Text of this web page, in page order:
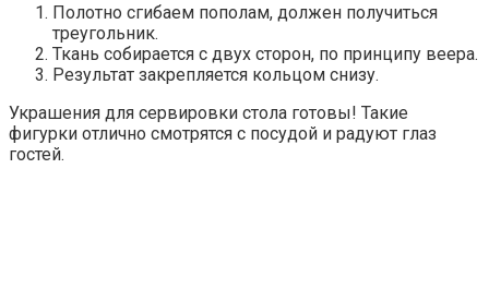
Полотно сгибаем пополам, должен получиться
треугольник.
Ткань собирается с двух сторон, по принципу веера.
Результат закрепляется кольцом снизу.
Украшения для сервировки стола готовы! Такие
фигурки отлично смотрятся с посудой и радуют глаз
гостей.